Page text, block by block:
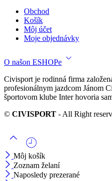
Obchod
Košík
Môj účet
Moje objednávky
O našon ESHOPe
Civisport je rodinná firma
profesionálnym jazdcom Jánom
športovom klube Inter hovoria
© CIVISPORT - All Right
Môj košík
Zoznam želaní
Naposledy prezerané